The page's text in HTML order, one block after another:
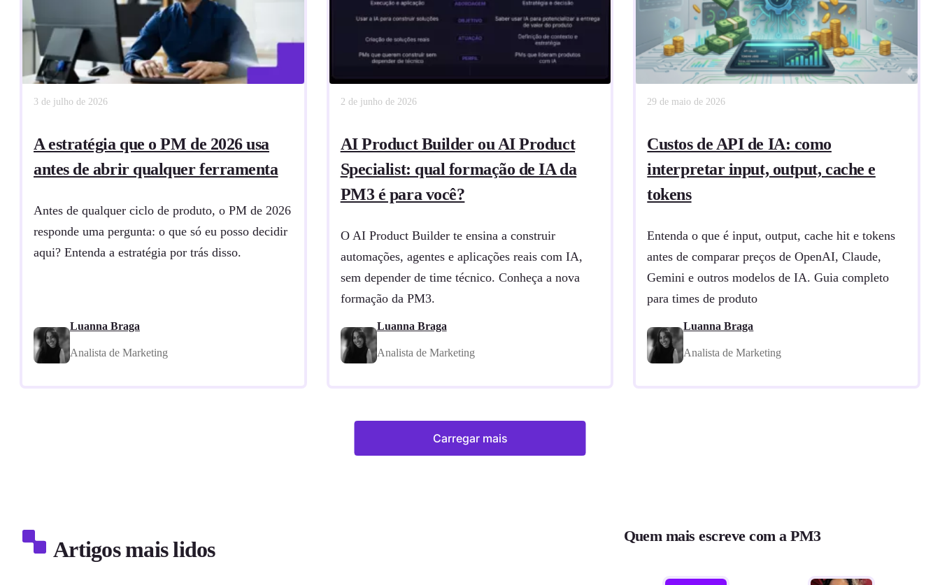
3 de julho de 2026
A estratégia que o PM de 2026 usa
antes de abrir qualquer ferramenta
Antes de qualquer ciclo de produto, o PM de 2026
responde uma pergunta: o que só eu posso decidir
aqui? Entenda a estratégia por trás disso.
Luanna Braga
Analista de Marketing
2 de junho de 2026
AI Product Builder ou AI Product
Specialist: qual formação de IA da
PM3 é para você?
O AI Product Builder te ensina a construir
automações, agentes e aplicações reais com IA,
sem depender de time técnico. Conheça a nova
formação da PM3.
Luanna Braga
Analista de Marketing
29 de maio de 2026
Custos de API de IA: como
interpretar input, output, cache e
tokens
Entenda o que é input, output, cache hit e tokens
antes de comparar preços de OpenAI, Claude,
Gemini e outros modelos de IA. Guia completo
para times de produto
Luanna Braga
Analista de Marketing
Carregar mais
Artigos mais lidos
Quem mais escreve com a PM3